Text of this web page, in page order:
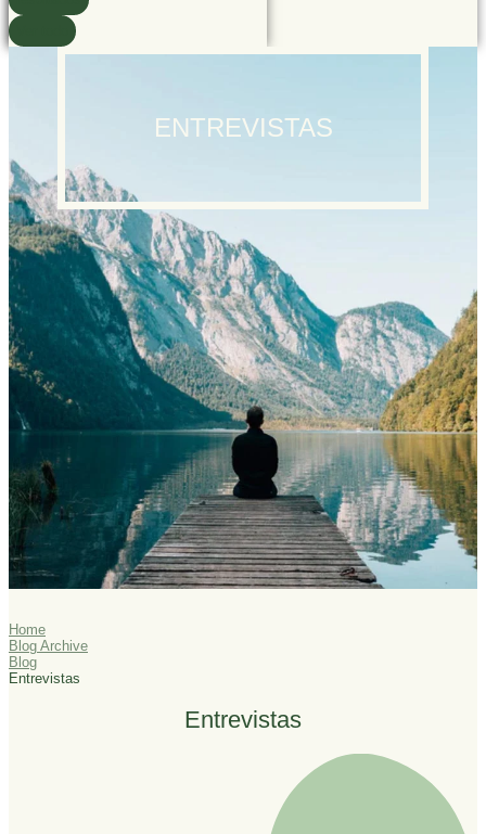
ENTREVISTAS
Home
Blog Archive
Blog
Entrevistas
Entrevistas